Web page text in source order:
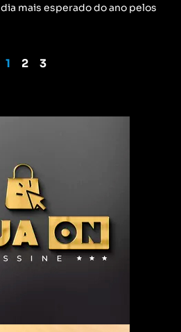
mais esperado do ano pelos
1 2 3